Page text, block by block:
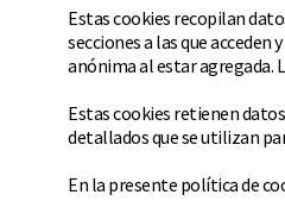
Estas cookies recopilan
secciones a las que
anónima al estar agregada.
Estas cookies retienen
detallados que se utilizan
En la presente política de